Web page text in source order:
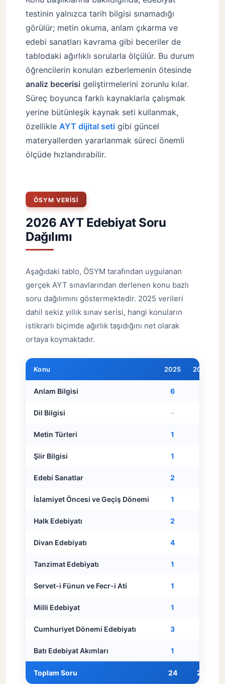
testinin yalnızca tarih bilgisi sınamadığı
görülür; metin okuma, anlam çıkarma ve
edebi sanatları kavrama gibi beceriler de
tablodaki ağırlıklı sorularla ölçülür. Bu durum
öğrencilerin konuları ezberlemenin ötesinde
analiz becerisi geliştirmelerini zorunlu kılar.
Süreç boyunca farklı kaynaklarla çalışmak
yerine bütünleşik kaynak seti kullanmak,
özellikle AYT dijital seti gibi güncel
materyallerden yararlanmak süreci önemli
ölçüde hızlandırabilir.
ÖSYM VERISI
2026 AYT Edebiyat Soru
Dağılımı
Aşağıdaki tablo, ÖSYM tarafından uygulanan
gerçek AYT sınavlarından derlenen konu bazlı
soru dağılımını göstermektedir. 2025 verileri
dahil sekiz yıllık sınav serisi, hangi konuların
istikrarlı biçimde ağırlık taşıdığını net olarak
ortaya koymaktadır.
Konu 2025 2024
Anlam Bilgisi 6
Dil Bilgisi –
Metin Türleri 1
Şiir Bilgisi 1
Edebi Sanatlar 2
İslamiyet Öncesi ve Geçiş Dönemi 1
Halk Edebiyatı 2
Divan Edebiyatı 4
Tanzimat Edebiyatı 1
Servet-i Fünun ve Fecr-i Ati 1
Milli Edebiyat 1
Cumhuriyet Dönemi Edebiyatı 3
Batı Edebiyat Akımları 1
Toplam Soru 24 24